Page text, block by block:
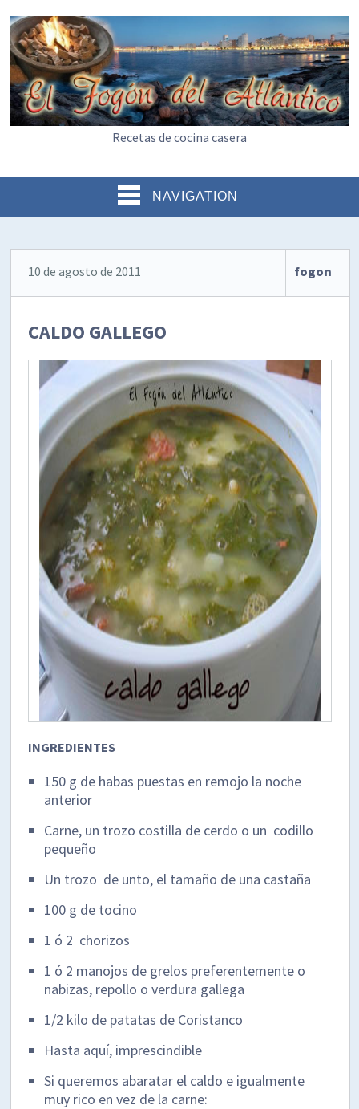
Recetas de cocina casera
NAVIGATION
10 de agosto de 2011 fogon
CALDO GALLEGO
INGREDIENTES
150 g de habas puestas en remojo la noche
anterior
Carne, un trozo costilla de cerdo o un codillo
pequeño
Un trozo de unto, el tamaño de una castaña
100 g de tocino
1 ó 2 chorizos
1 ó 2 manojos de grelos preferentemente o
nabizas, repollo o verdura gallega
1/2 kilo de patatas de Coristanco
Hasta aquí, imprescindible
Si queremos abaratar el caldo e igualmente
muy rico en vez de la carne: